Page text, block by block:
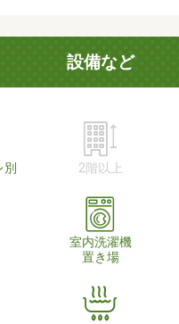
設備など
2階以上
室内洗濯機
置き場